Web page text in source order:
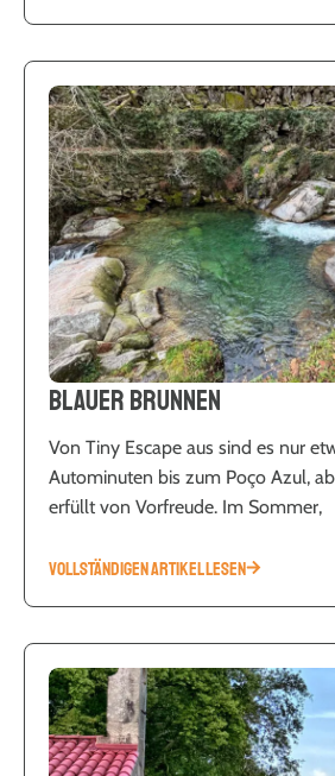
Blauer Brunnen
Von Tiny Escape aus sind es nur
Autominuten bis zum Poço Azul,
erfüllt von Vorfreude. Im Sommer,
VOLLSTÄNDIGEN ARTIKEL LESEN